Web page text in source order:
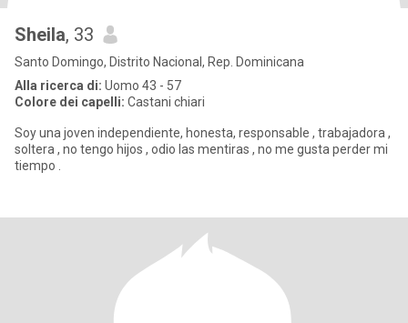
Sheila, 33
Santo Domingo, Distrito Nacional, Rep. Dominicana
Alla ricerca di: Uomo 43 - 57
Colore dei capelli: Castani chiari
Soy una joven independiente, honesta, responsable , trabajadora ,
soltera , no tengo hijos , odio las mentiras , no me gusta perder mi
tiempo .